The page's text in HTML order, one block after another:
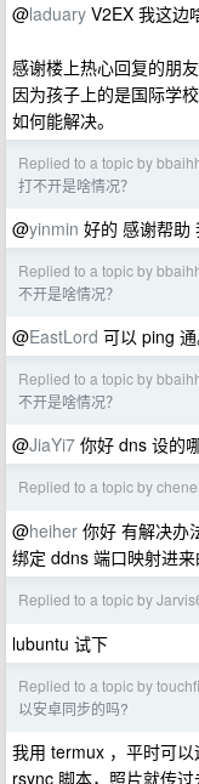
@laduary V2EX 我这边
感谢楼上热心回复的朋
因为孩子上的是国际学
如何能解决。
Replied to a topic by
打不开是啥情况？
@yinmin 好的 感谢帮助
Replied to a topic by
不开是啥情况？
@EastLord 可以 ping
Replied to a topic by
不开是啥情况？
@JiaYi7 你好 dns 设的
Replied to a topic by
@heiher 你好 有解决办
绑定 ddns 端口映射进来
Replied to a topic by
lubuntu 试下
Replied to a topic by
以安卓同步的吗?
我用 termux ，平时可
rsync 脚本，照片就传过